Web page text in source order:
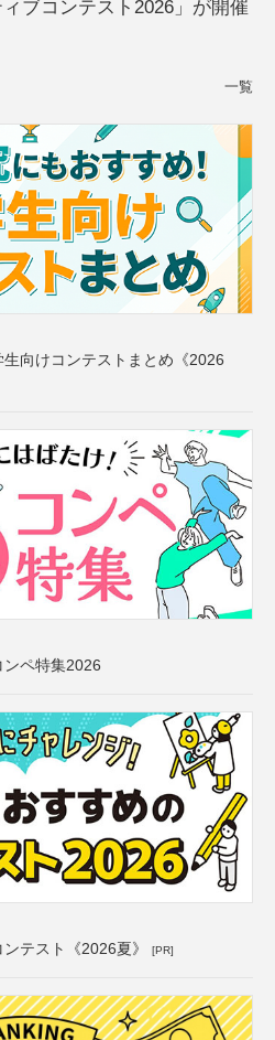
ィブコンテスト2026」が開催
一覧
向けコンテストまとめ《2026
ペ特集2026
テスト《2026夏》 [PR]